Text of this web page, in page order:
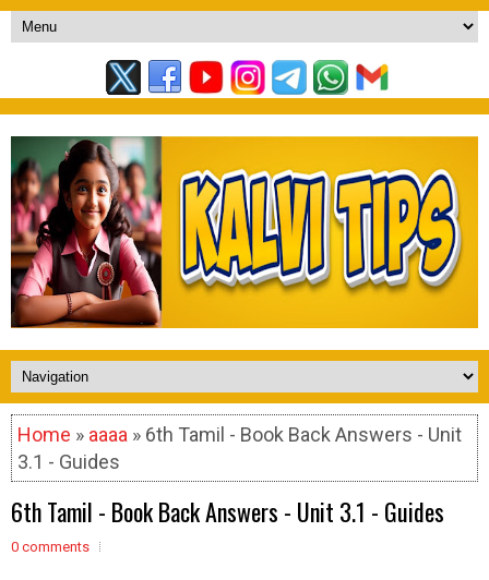
Home » aaaa » 6th Tamil - Book Back Answers - Unit
3.1 - Guides
6th Tamil - Book Back Answers - Unit 3.1 - Guides
0 comments